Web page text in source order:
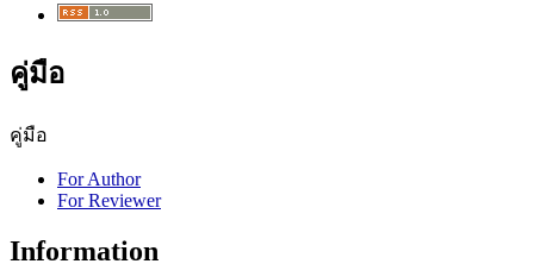
คู่มือ
คู่มือ
For Author
For Reviewer
Information